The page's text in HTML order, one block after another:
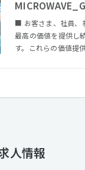
■ お客さま、社員、
最高の価値を提供し
す。これらの価値提供を積
い」と言います。そ
をめざし、組織とし
いこと。ビジョンの
人情報